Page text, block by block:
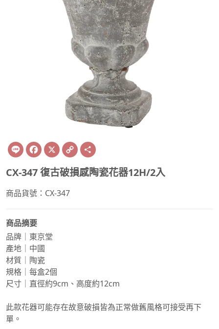
Line Facebook
X Copy
Link
CX-347 復古破損感陶瓷花器12H/2入
商品貨號：CX-347
商品摘要
品牌｜東京堂
產地｜中國
材質｜陶瓷
規格｜每盒2個
尺寸｜直徑約9cm、高度約12cm
此款花器可能存在故意破損皆為正常做舊風格可接受再下
單。